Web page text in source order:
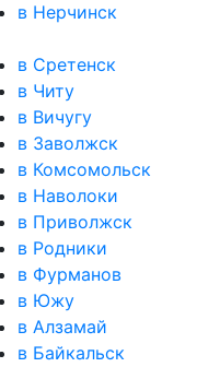
в Нерчинск
в Сретенск
в Читу
в Вичугу
в Заволжск
в Комсомольск
в Наволоки
в Приволжск
в Родники
в Фурманов
в Южу
в Алзамай
в Байкальск